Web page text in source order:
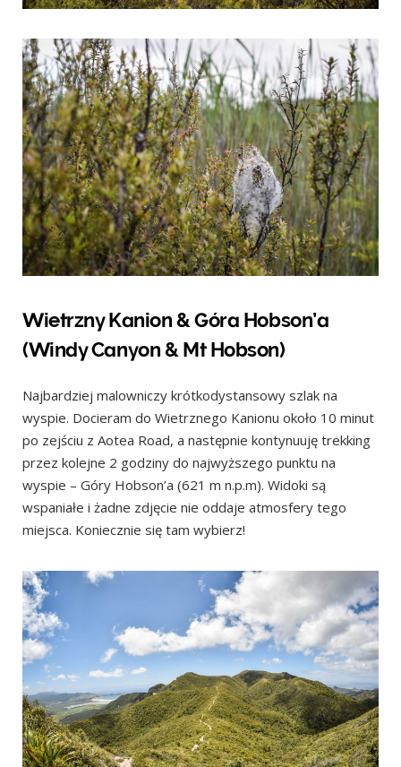
Wietrzny Kanion & Góra Hobson’a
(Windy Canyon & Mt Hobson)
Najbardziej malowniczy krótkodystansowy szlak na
wyspie. Docieram do Wietrznego Kanionu około 10 minut
po zejściu z Aotea Road, a następnie kontynuuję trekking
przez kolejne 2 godziny do najwyższego punktu na
wyspie – Góry Hobson’a (621 m n.p.m). Widoki są
wspaniałe i żadne zdjęcie nie oddaje atmosfery tego
miejsca. Koniecznie się tam wybierz!